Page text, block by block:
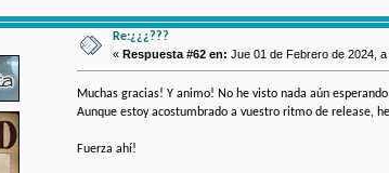
Re:¿¿¿???
« Respuesta #62 en: Jue 01 de Febrero de 2024,
Muchas gracias! Y animo! No he visto nada aún
Aunque estoy acostumbrado a vuestro ritmo de release,
Fuerza ahí!